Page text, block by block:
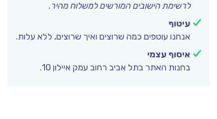
לרשימת הישובים המורשים למשלוח מהיר.
עיטוף
אנחנו עוטפים כמה שרוצים ואיך שרוצים, ללא עלות.
איסוף עצמי
בחנות האתר בתל אביב רחוב עמק איילון 10.